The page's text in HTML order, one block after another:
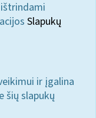
Slapukų
ir įgalina
šių slapukų